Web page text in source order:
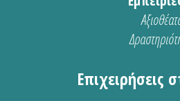
Επιχειρήσεις